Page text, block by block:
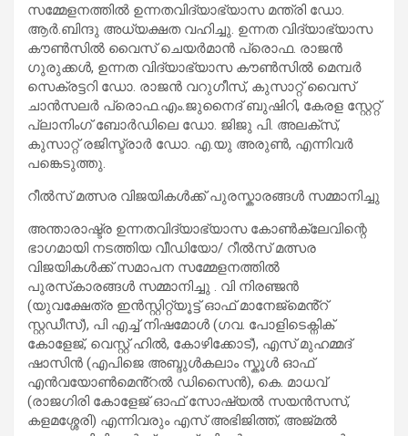
സമ്മേളനത്തിൽ ഉന്നതവിദ്യാഭ്യാസ മന്ത്രി ഡോ.
ആർ.ബിന്ദു അധ്യക്ഷത വഹിച്ചു. ഉന്നത വിദ്യാഭ്യാസ
കൗൺസിൽ വൈസ് ചെയർമാൻ പ്രൊഫ. രാജൻ
ഗുരുക്കൾ, ഉന്നത വിദ്യാഭ്യാസ കൗൺസിൽ മെമ്പർ
സെക്രട്ടറി ഡോ. രാജൻ വറുഗീസ്, കുസാറ്റ് വൈസ്
ചാൻസലർ പ്രൊഫ.എം.ജുനൈദ് ബുഷിറി, കേരള സ്റ്റേറ്റ്
പ്ലാനിംഗ് ബോർഡിലെ ഡോ. ജിജു പി. അലക്സ്,
കുസാറ്റ് രജിസ്ട്രാർ ഡോ. എ.യു അരുൺ, എന്നിവർ
പങ്കെടുത്തു.
റീൽസ് മത്സര വിജയികൾക്ക് പുരസ്കാരങ്ങൾ സമ്മാനിച്ചു
അന്താരാഷ്ട്ര ഉന്നതവിദ്യാഭ്യാസ കോൺക്ലേവിന്റെ
ഭാഗമായി നടത്തിയ വീഡിയോ/ റീൽസ് മത്സര
വിജയികൾക്ക് സമാപന സമ്മേളനത്തിൽ
പുരസ്‌കാരങ്ങൾ സമ്മാനിച്ചു . വി നിരഞ്ജൻ
(യുവക്ഷേത്ര ഇൻസ്റ്റിറ്റ്യൂട്ട് ഓഫ് മാനേജ്മെൻ്റ്
സ്റ്റഡീസ്), പി എച്ച് നിഷമോൾ (ഗവ. പോളിടെക്നിക്
കോളേജ്, വെസ്റ്റ് ഹിൽ, കോഴിക്കോട്), എസ് മുഹമ്മദ്
ഷാസിൻ (എപിജെ അബ്ദുൾകലാം സ്കൂൾ ഓഫ്
എൻവയോൺമെൻ്റൽ ഡിസൈൻ), കെ. മാധവ്
(രാജഗിരി കോളേജ് ഓഫ് സോഷ്യൽ സയൻസസ്,
കളമശ്ശേരി) എന്നിവരും എസ് അഭിജിത്ത്, അജ്മൽ